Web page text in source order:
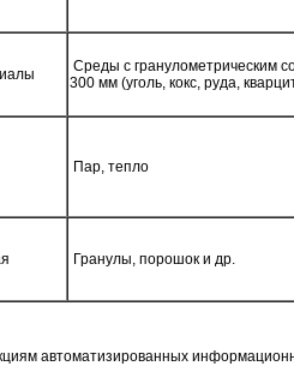
Среды с гранулометрическим
300 мм (уголь, кокс, руда,
Пар, тепло
Гранулы, порошок и др.
автоматизированных